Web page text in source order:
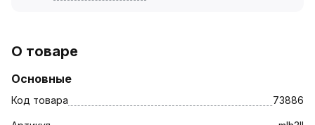
О товаре
Основные
Код товара 73886